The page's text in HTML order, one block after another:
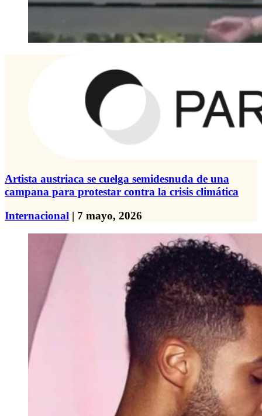
Artista austriaca se cuelga semidesnuda de una
campana para protestar contra la crisis climática
Internacional | 7 mayo, 2026